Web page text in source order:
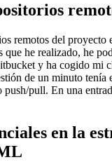
remotos del proyecto
que he realizado, he
y ha cogido mi
de un minuto tenía
pull. En una
en la